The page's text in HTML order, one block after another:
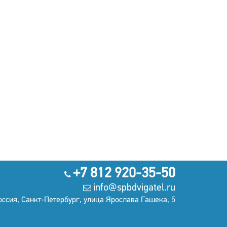
+7 812 920-35-50
info@spbdvigatel.ru
Санкт-Петербург, улица Ярослава Гашека, 5